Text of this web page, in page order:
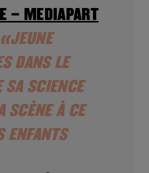
– MEDIAPART
DANS LE
SA SCIENCE
SCÈNE À CE
ENFANTS